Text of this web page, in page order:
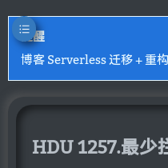
提醒
博客 Serverless 迁移 + 重
HDU 1257.最少